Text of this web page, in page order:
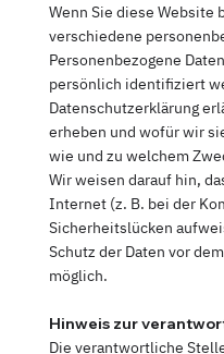
Wenn Sie diese Website
verschiedene
Personenbezogene
persönlich identifiziert
Datenschutzerklärung
erheben und wofür wir
wie und zu welchem
Wir weisen darauf hin,
Internet (z. B. bei der
Sicherheitslücken
Schutz der Daten vor
möglich.
Hinweis zur
Die verantwortliche